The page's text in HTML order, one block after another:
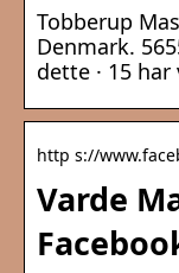
Tobberup
Denmark.
dette · 15
http s://
Varde